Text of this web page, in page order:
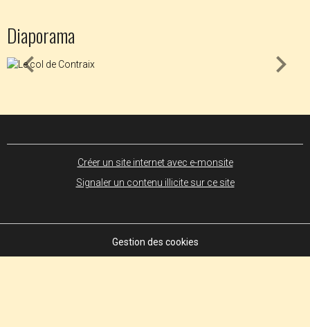
Diaporama
Créer un site internet avec e-monsite
Signaler un contenu illicite sur ce site
Gestion des cookies